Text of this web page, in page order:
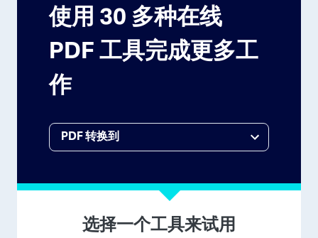
使用 30 多种在线
PDF 工具完成更多工
作
选择一个工具来试用